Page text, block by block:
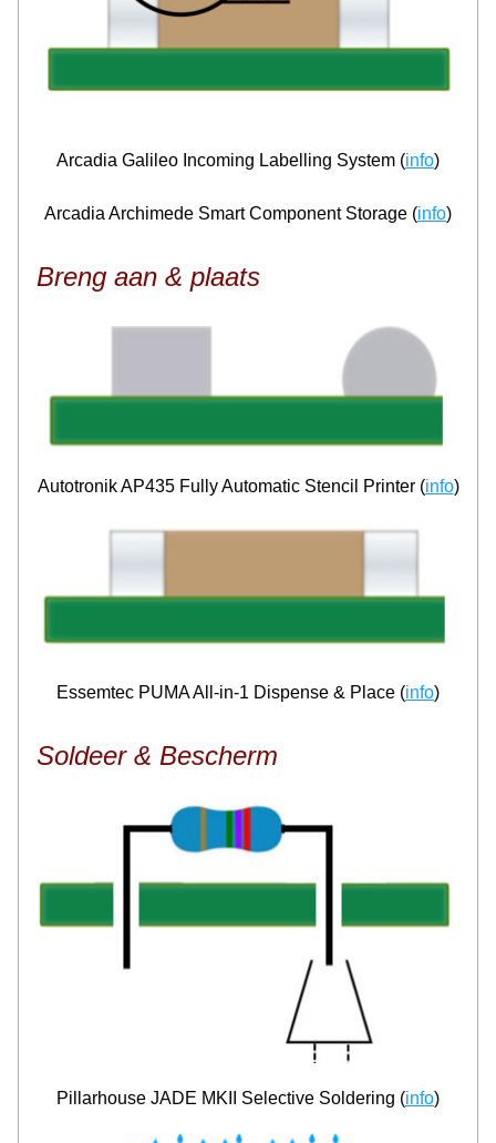
Arcadia Galileo Incoming Labelling System (info)
Arcadia Archimede Smart Component Storage (info)
Breng aan & plaats
Autotronik AP435 Fully Automatic Stencil Printer (info)
Essemtec PUMA All-in-1 Dispense & Place (info)
Soldeer & Bescherm
Pillarhouse JADE MKII Selective Soldering (info)